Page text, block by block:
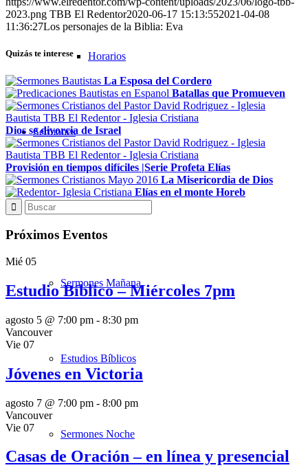
Horarios
Sermones
Sermones Mañana
Estudios Bíblicos
Sermones Noche
2023.png TBB El Redentor2020-06-17 15:13:552021-04-08
11:36:27Los personajes de la Biblia: Eva
Quizás te interese
La Esposa del Cordero
Batallas que Promueven
Dios se divorcia de Israel
Provisión en tiempos difíciles |Serie Profeta Elías
La Misericordia de Dios
Elías en el monte Horeb
Próximos Eventos
Mié 05
Estudio Bíblico – Miércoles 7pm
agosto 5 @ 7:00 pm - 8:30 pm
Vancouver
Vie 07
Jóvenes en Victoria
agosto 7 @ 7:00 pm - 8:00 pm
Vancouver
Vie 07
Casas de Oración – en línea y presencial